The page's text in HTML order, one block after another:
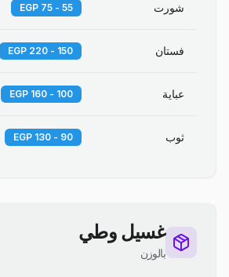
شورت 55 - 75 EGP
فستان 150 - 220 EGP
عباية 100 - 160 EGP
ثوب 90 - 130 EGP
غسيل وطي
بالوزن